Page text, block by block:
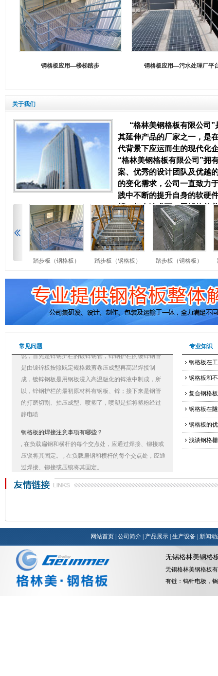
钢格板应用—楼梯踏步 钢格板应用—污水处理厂平
关于我们
“格林美钢格板有限公司
其延伸产品的厂家之一，是
代背景下应运而生的现代化
“格林美钢格板有限公司”拥
案、优秀的设计团队及优越
的变化需求，公司一直致力
践中不断的提升自身的软硬
搏，努力追求下，无锡格林
开发和大型制作各类碳钢钢
梯、扶手栏杆、球接栏杆；
钢梯、栏杆；复合钢格板、
墙格栅、天花吊顶格栅；铝
各类金属结构件的优秀企业
公司核心价值观：缔造品质
公司核心宗旨：
1、 以“客户至上”、“服务意
品和服务；
2、 提高自身核心竞争力，
用户；
3、 对客户的提出的合理需
案；
4、 承接同类厂家无法或者
5、 产品符合并优于国家质
无锡格林美钢格板有限公司
助，衷心的期望与您合作成
真诚的期待您莅临本单位进
板） 踏步板（钢格板） 踏步板（钢格板） 踏步板（钢格板）
常见问题
在地质条件较差的岩层进行隧洞开挖时，施工过程中往
往要进行临时支护，采用常规的钢拱架支 护成本较高，
施工进度慢。针对隧洞开挖施工临时支护问题，采用钢
格栅加喷锚支护，施工工艺简单，且施工 成本相对较
程中合理选用可以加快施工进度
平台、设备平台铺设钢格板。这些钢格板往往不是标准
尺寸，而是各种形状（如扇形、圆形、梯形）。统称为
异形钢格板。异形钢格板是根据客户实际需求制作出圆
形、梯形、半圆型、扇形等各种不规则形状的钢格板。
主要有切角、割孔、切弧等工序，从而避免钢格板到工
钢格栅腐蚀原因分析
( 1) 随着循环冷却水在循环过程中的蒸发浓缩 .水中含盐
浓度逐渐增加。另一方面某些盐类由于超过饱和浓度而
沉积出来，使构件结垢。 ( 2) 水在凉水塔内淋洒过程中
所引起的CO₂的散失加重了水中 CaCO。沉淀。与此同时
水中O2的增加又助长了水的腐蚀性 。
钢格板应用标准有哪些
构成为本标准的条文，本标准出版时，所示版本均为有
效，所有标准都会被修订，使用本标准的各方应探讨使
用下列标准最新版本的可能性。
生产锌钢护栏的原材料有什么呢？
说，首先是锌钢护栏的镀锌钢管，锌钢护栏的镀锌钢管
是由镀锌板按照既定规格裁剪卷压成型再高温焊接制
成，镀锌钢板是用钢板浸入高温融化的锌液中制成，所
以，锌钢护栏的最初原材料有钢板、锌；接下来是钢管
的打磨切割、拍压成型、喷塑了，喷塑是指将塑粉经过
静电喷
, 在负载扁钢和横杆的每个交点处，应通过焊接、铆接或
压锁将其固定。 , 在负载扁钢和横杆的每个交点处，应通
过焊接、铆接或压锁将其固定。
钢格板是如何分类的？
, 钢格板吧的种类有很多，可以分为碳钢镀锌钢格板，不
是热镀锌。热镀锌又称为热浸镀锌，他是在高温下把锌
锭融化，在放入一些辅助材料，然后把金属结构件浸入
镀锌槽中
专业知识
钢格板在
钢格板和
复合钢格
钢格板在
钢格板的
浅谈钢格
网站首页 公司简介 产品展示 生产设备 新闻
无锡格林美钢格
无锡格林美钢格板
有链： 钨针电极 ，